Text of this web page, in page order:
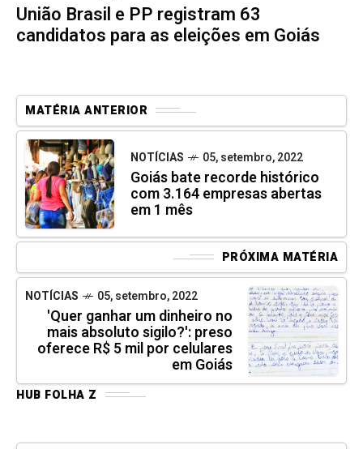
União Brasil e PP registram 63
candidatos para as eleições em Goiás
MATÉRIA ANTERIOR
NOTÍCIAS 05, setembro, 2022
Goiás bate recorde histórico
com 3.164 empresas abertas
em 1 mês
PRÓXIMA MATÉRIA
NOTÍCIAS 05, setembro, 2022
'Quer ganhar um dinheiro no
mais absoluto sigilo?': preso
oferece R$ 5 mil por celulares
em Goiás
HUB FOLHA Z